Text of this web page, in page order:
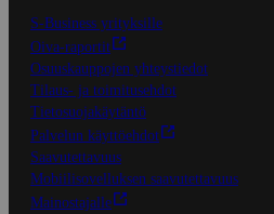
S-Business yrityksille
Oiva-raportit
Osuuskauppojen yhteystiedot
Tilaus- ja toimitusehdot
Tietosuojakäytäntö
Palvelun käyttöehdot
Saavutettavuus
Mobiilisovelluksen saavutettavuus
Mainostajalle